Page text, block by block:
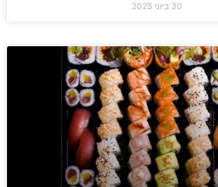
30 ביוני 2025